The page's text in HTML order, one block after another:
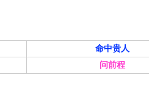
命中贵人
问前程